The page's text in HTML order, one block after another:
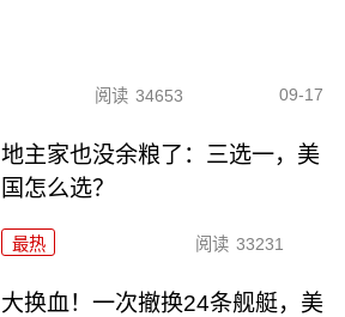
阅读 34653 09-17
地主家也没余粮了：三选一，美
国怎么选？
最热 阅读 33231
大换血！一次撤换24条舰艇，美